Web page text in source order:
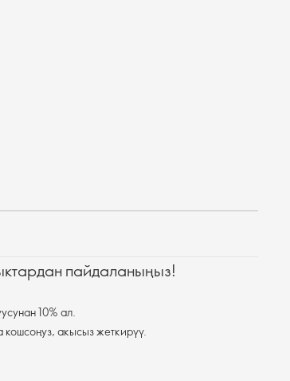
пайдаланыңыз!
10% ал.
акысыз жеткирүү.